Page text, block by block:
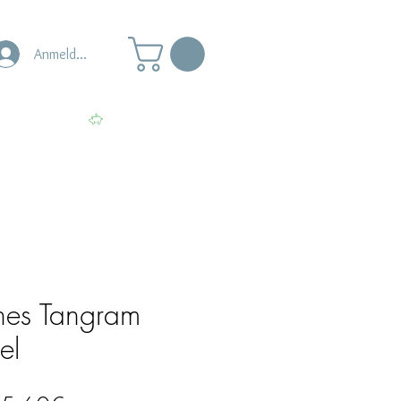
Anmelden
Tangram